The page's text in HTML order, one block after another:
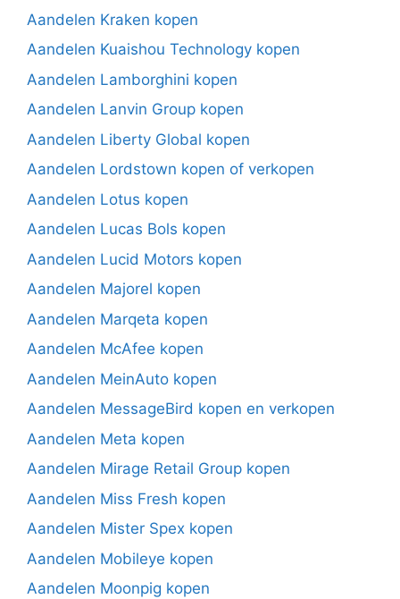
Aandelen Kraken kopen
Aandelen Kuaishou Technology kopen
Aandelen Lamborghini kopen
Aandelen Lanvin Group kopen
Aandelen Liberty Global kopen
Aandelen Lordstown kopen of verkopen
Aandelen Lotus kopen
Aandelen Lucas Bols kopen
Aandelen Lucid Motors kopen
Aandelen Majorel kopen
Aandelen Marqeta kopen
Aandelen McAfee kopen
Aandelen MeinAuto kopen
Aandelen MessageBird kopen en verkopen
Aandelen Meta kopen
Aandelen Mirage Retail Group kopen
Aandelen Miss Fresh kopen
Aandelen Mister Spex kopen
Aandelen Mobileye kopen
Aandelen Moonpig kopen